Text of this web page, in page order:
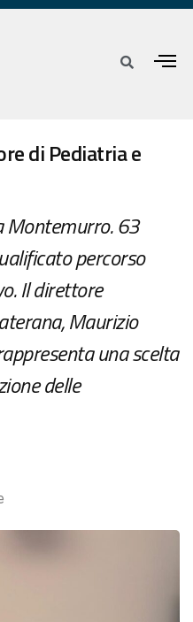
di Pediatria e
Montemurro. 63
percorso
Il direttore
Maurizio
una scelta
delle